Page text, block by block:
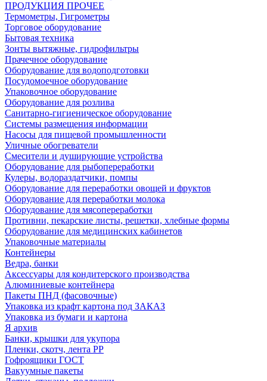
ПРОДУКЦИЯ ПРОЧЕЕ
Термометры, Гигрометры
Торговое оборудование
Бытовая техника
Зонты вытяжные, гидрофильтры
Прачечное оборудование
Оборудование для водоподготовки
Посудомоечное оборудование
Упаковочное оборудование
Оборудование для розлива
Санитарно-гигиеническое оборудование
Системы размещения информации
Насосы для пищевой промышленности
Уличные обогреватели
Смесители и душирующие устройства
Оборудование для рыбопереработки
Кулеры, водораздатчики, помпы
Оборудование для переработки овощей и фруктов
Оборудование для переработки молока
Оборудование для мясопереработки
Противни, пекарские листы, решетки, хлебные формы
Оборудование для медицинских кабинетов
Упаковочные материалы
Контейнеры
Ведра, банки
Аксессуары для кондитерского производства
Алюминиевые контейнера
Пакеты ПНД (фасовочные)
Упаковка из крафт картона под ЗАКАЗ
Упаковка из бумаги и картона
Я архив
Банки, крышки для укупора
Пленки, скотч, лента РР
Гофроящики ГОСТ
Вакуумные пакеты